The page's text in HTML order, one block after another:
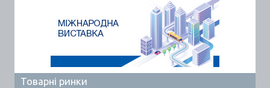
Товарні ринки